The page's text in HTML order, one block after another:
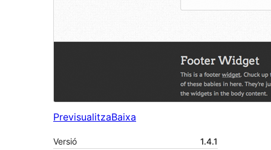
PrevisualitzaBaixa
Versió
1.4.1